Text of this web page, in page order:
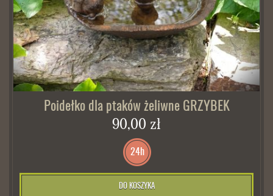
Poidełko dla ptaków żeliwne GRZYBEK
90,00 zł
24h
DO KOSZYKA